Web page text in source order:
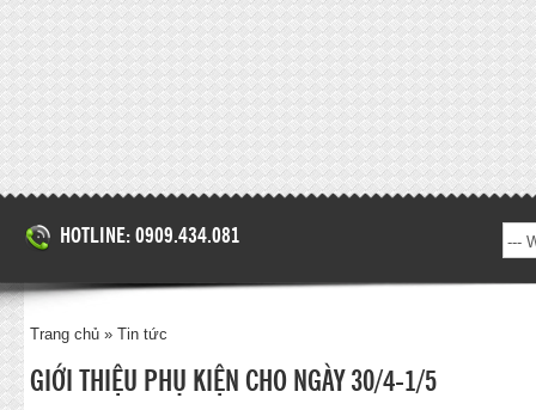
HOTLINE: 0909.434.081
Trang chủ » Tin tức
GIỚI THIỆU PHỤ KIỆN CHO NGÀY 30/4-1/5